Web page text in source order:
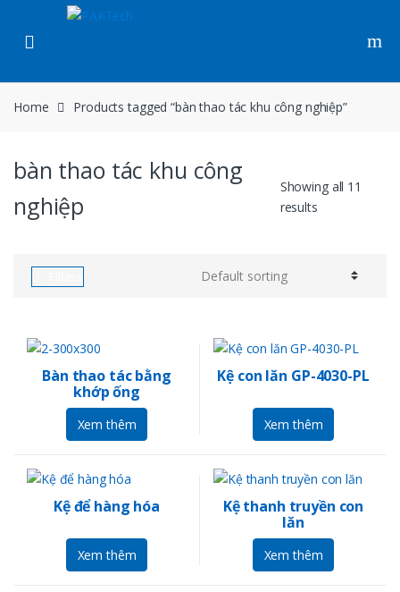
Skip to navigation
Skip to content
Home Products tagged “bàn thao tác khu công nghiệp”
bàn thao tác khu công
nghiệp
Showing all 11
results
Bàn thao tác bằng
khớp ống
Xem thêm
Kệ con lăn GP-4030-PL
Xem thêm
Kệ để hàng hóa
Xem thêm
Kệ thanh truyền con
lăn
Xem thêm